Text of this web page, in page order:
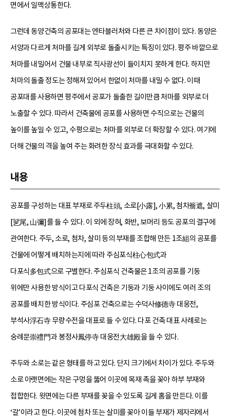
면에서 일맥상통한다.
그런데 동양건축의 공포대는 엔타블러처와 다른 큰 차이점이 있다. 동양은
서양과 다르게 처마를 길게 외부로 돌출시키는 특징이 있다. 평주 바깥으로
처마를 내밀어서 건물 내부로 직사광선이 들이치지 못하게 한다. 하지만
처마의 돌출 정도는 정해져 있어서 한없이 처마를 내밀 수 없다. 이때
공포대를 사용하면 평주에서 공포가 돌출한 길이만큼 처마를 외부로 더
노출할 수 있다. 따라서 건축물에 공포를 사용하면 수직으로는 건물의
높이를 높일 수 있고, 수평으로는 처마를 외부로 더 확장할 수 있다. 여기에
더해 건물의 격을 높여 주는 화려한 장식 효과를 극대화할 수 있다.
내용
공포를 구성하는 대표 부재로 주두柱頭, 소로[小露], 小累, 첨차簷遮, 살미
[乷尾, 山彌]를 들 수 있다. 이 외에 장혀, 화반, 보머리 등도 공포의 결구에
관여한다. 주두, 소로, 첨차, 살미 등의 부재를 조합해 만든 1조組의 공포를
건물에 어떻게 배치하는지에 따라 주심포식柱心包式과
다포식多包式으로 구별한다. 주심포식 건축물은 1조의 공포를 기둥
위에만 사용한 방식이고 다포식 건축은 기둥과 기둥 사이에도 여러 조의
공포를 배치한 방식이다. 주심포 건축으로는 수덕사修德寺 대웅전,
부석사浮石寺 무량수전을 대표로 들 수 있다. 다포 건축 대표 사례로는
숭례문崇禮門과 봉정사鳳停寺 대웅전大雄殿을 들 수 있다.
주두와 소로는 같은 형태를 하고 있다. 단지 크기에서 차이가 있다. 주두와
소로 아랫면에는 작은 구멍을 뚫어 이곳에 목재 촉을 꽂아 하부 부재와
접합한다. 윗면에는 다른 부재를 꽂을 수 있도록 길게 홈을 만든다. 이를
‘갈’이라고 한다. 이곳에 첨차 또는 살미를 꽂아 이들 부재가 제자리에서